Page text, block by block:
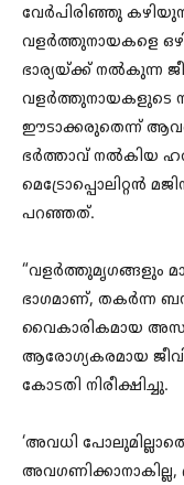
വേര്‍പിരിഞ്ഞു
വളര്‍ത്തുനായകളെ
ഭാര്യയ്ക്ക് നല്‍കുന്ന
വളര്‍ത്തുനായകളുടെ
ഈടാക്കരുതെന്ന്
ഭര്‍ത്താവ് നല്‍കിയ
മെട്രോപ്പൊലിറ്റന്‍
പറഞ്ഞത്.
“വളർത്തുമൃഗങ്ങളും
ഭാഗമാണ്, തകർന്ന
വൈകാരികമായ
ആരോഗ്യകരമായ
കോടതി നിരീക്ഷിച്ചു.
‘അവധി
അവഗണിക്കാനാകില്ല,